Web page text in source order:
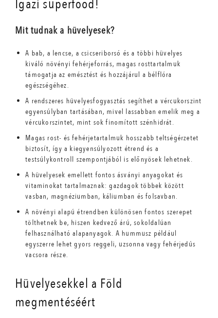
Igazi superfood!
Mit tudnak a hüvelyesek?
A bab, a lencse, a csicseriborsó és a többi hüvelyes
kiváló növényi fehérjeforrás, magas rosttartalmuk
támogatja az emésztést és hozzájárul a bélflóra
egészségéhez.
A rendszeres hüvelyesfogyasztás segíthet a vércukorszint
egyensúlyban tartásában, mivel lassabban emelik meg a
vércukorszintet, mint sok finomított szénhidrát.
Magas rost- és fehérjetartalmuk hosszabb teltségérzetet
biztosít, így a kiegyensúlyozott étrend és a
testsúlykontroll szempontjából is előnyösek lehetnek.
A hüvelyesek emellett fontos ásványi anyagokat és
vitaminokat tartalmaznak: gazdagok többek között
vasban, magnéziumban, káliumban és folsavban.
A növényi alapú étrendben különösen fontos szerepet
tölthetnek be, hiszen kedvező árú, sokoldalúan
felhasználható alapanyagok. A hummusz például
egyszerre lehet gyors reggeli, uzsonna vagy fehérjedús
vacsora része.
Hüvelyesekkel a Föld
megmentéséért